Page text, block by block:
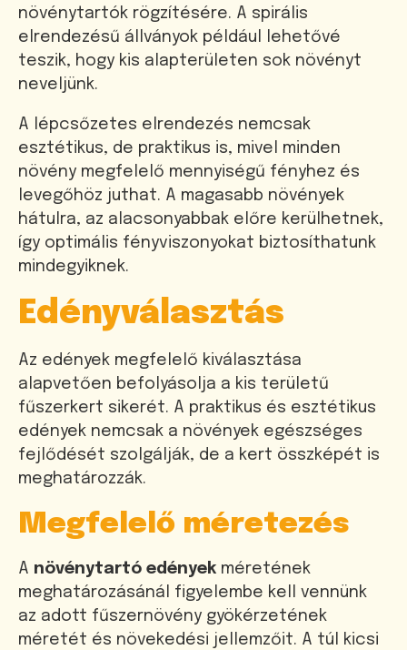
növénytartók rögzítésére. A spirális
elrendezésű állványok például lehetővé
teszik, hogy kis alapterületen sok növényt
neveljünk.
A lépcsőzetes elrendezés nemcsak
esztétikus, de praktikus is, mivel minden
növény megfelelő mennyiségű fényhez és
levegőhöz juthat. A magasabb növények
hátulra, az alacsonyabbak előre kerülhetnek,
így optimális fényviszonyokat biztosíthatunk
mindegyiknek.
Edényválasztás
Az edények megfelelő kiválasztása
alapvetően befolyásolja a kis területű
fűszerkert sikerét. A praktikus és esztétikus
edények nemcsak a növények egészséges
fejlődését szolgálják, de a kert összképét is
meghatározzák.
Megfelelő méretezés
A növénytartó edények méretének
meghatározásánál figyelembe kell vennünk
az adott fűszernövény gyökérzetének
méretét és növekedési jellemzőit. A túl kicsi